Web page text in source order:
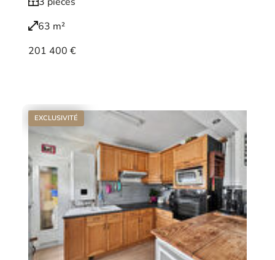
63 m²
201 400 €
EXCLUSIVITÉ